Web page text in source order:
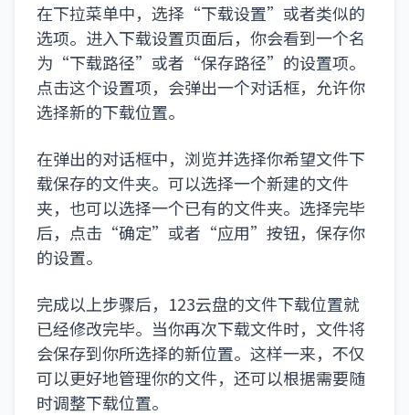
在下拉菜单中，选择“下载设置”或者类似的
选项。进入下载设置页面后，你会看到一个名
为“下载路径”或者“保存路径”的设置项。
点击这个设置项，会弹出一个对话框，允许你
选择新的下载位置。
在弹出的对话框中，浏览并选择你希望文件下
载保存的文件夹。可以选择一个新建的文件
夹，也可以选择一个已有的文件夹。选择完毕
后，点击“确定”或者“应用”按钮，保存你
的设置。
完成以上步骤后，123云盘的文件下载位置就
已经修改完毕。当你再次下载文件时，文件将
会保存到你所选择的新位置。这样一来，不仅
可以更好地管理你的文件，还可以根据需要随
时调整下载位置。